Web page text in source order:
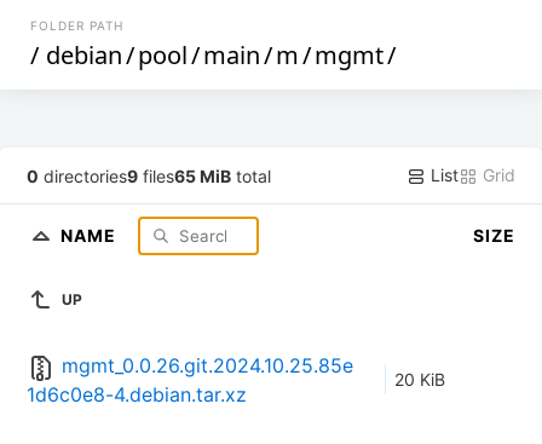
FOLDER PATH
/ debian/pool/main/m/mgmt/
0 directories9 files65 MiB total List Grid
NAME SIZE
UP
mgmt_0.0.26.git.2024.10.25.85e
1d6c0e8-4.debian.tar.xz
20 KiB